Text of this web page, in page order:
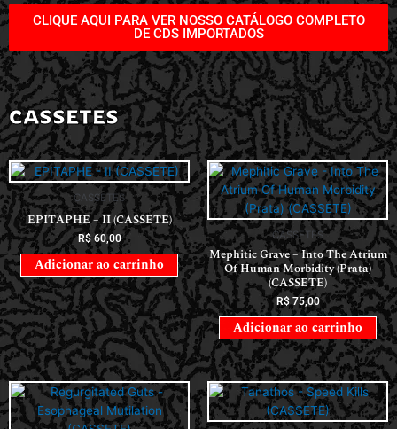
CLIQUE AQUI PARA VER NOSSO CATÁLOGO COMPLETO
DE CDS IMPORTADOS
CASSETES
CASSETES
EPITAPHE – II (CASSETE)
R$60,00
Adicionar ao carrinho
CASSETES
Mephitic Grave – Into The Atrium
Of Human Morbidity (Prata)
(CASSETE)
R$75,00
Adicionar ao carrinho